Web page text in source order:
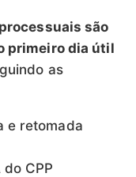
são
primeiro dia útil
as
e retomada
CPP